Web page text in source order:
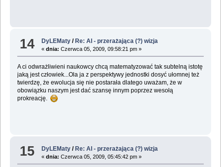
14 DyLEMaty / Re: AI - przerażająca (?) wizja
«dnia: Czerwca 05, 2009, 09:58:21 pm »
A ci odwrażliwieni naukowcy chcą matematyzować tak subtelną istotę
jaką jest człowiek...Ola ja z perspektywy jednostki dosyć ułomnej też
twierdzę, że ewolucja się nie postarała dlatego uważam, że w
obowiązku naszym jest dać szansę innym poprzez wesołą
prokreację.
15 DyLEMaty / Re: AI - przerażająca (?) wizja
«dnia: Czerwca 05, 2009, 05:45:42 pm »